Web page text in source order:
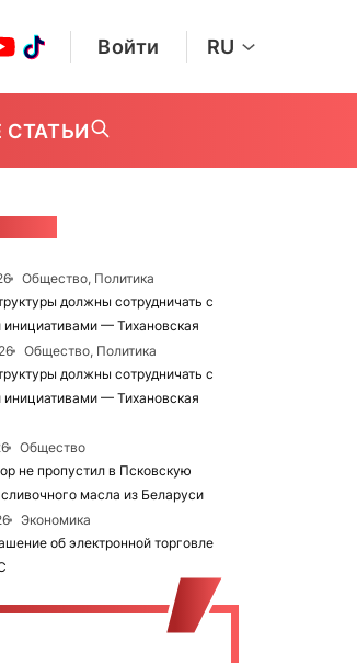
Войти RU
СТАТЬИ
Общество, Политика
должны сотрудничать с
— Тихановская
Общество, Политика
должны сотрудничать с
— Тихановская
Общество
не пропустил в Псковскую
масла из Беларуси
Экономика
об электронной торговле